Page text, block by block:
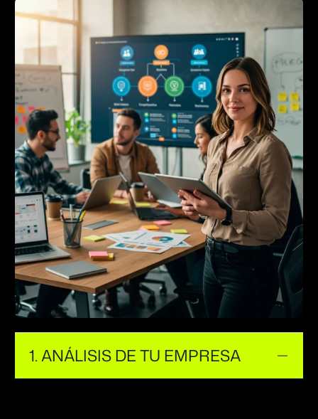
1. ANÁLISIS DE TU EMPRESA